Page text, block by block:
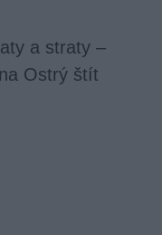
a straty –
Ostrý štít